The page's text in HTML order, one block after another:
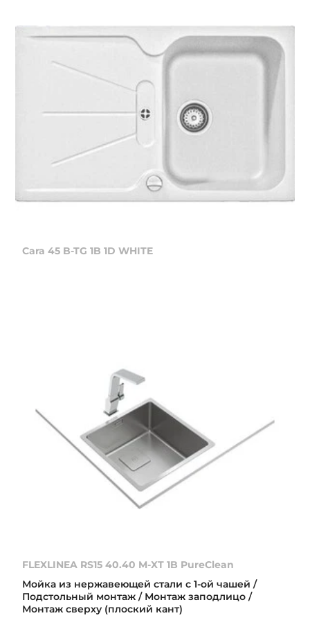
Cara 45 B-TG 1B 1D WHITE
FLEXLINEA RS15 40.40 M-XT 1B PureClean
Мойка из нержавеющей стали с 1-ой чашей /
Подстольный монтаж / Монтаж заподлицо /
Монтаж сверху (плоский кант)